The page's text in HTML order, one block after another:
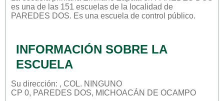
es una de las 151 escuelas de la localidad de
PAREDES DOS. Es una escuela de control público.
INFORMACIÓN SOBRE LA
ESCUELA
Su dirección: , COL. NINGUNO
CP 0, PAREDES DOS, MICHOACÁN DE OCAMPO